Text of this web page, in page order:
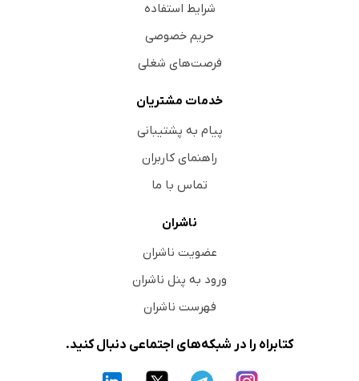
شرایط استفاده
حریم خصوصی
فرصت‌های شغلی
خدمات مشتریان
پیام به پشتیبانی
راهنمای کاربران
تماس با ما
ناشران
عضویت ناشران
ورود به پنل ناشران
فهرست ناشران
کتابراه را در شبکه‌های اجتماعی دنبال کنید.